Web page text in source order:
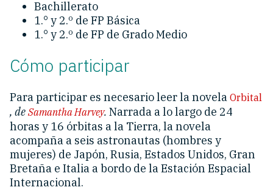
Bachillerato
1.° y 2.º de FP Básica
1.° y 2.º de FP de Grado Medio
Cómo participar
Para participar es necesario leer la novela Orbital
, de Samantha Harvey. Narrada a lo largo de 24
horas y 16 órbitas a la Tierra, la novela
acompaña a seis astronautas (hombres y
mujeres) de Japón, Rusia, Estados Unidos, Gran
Bretaña e Italia a bordo de la Estación Espacial
Internacional.